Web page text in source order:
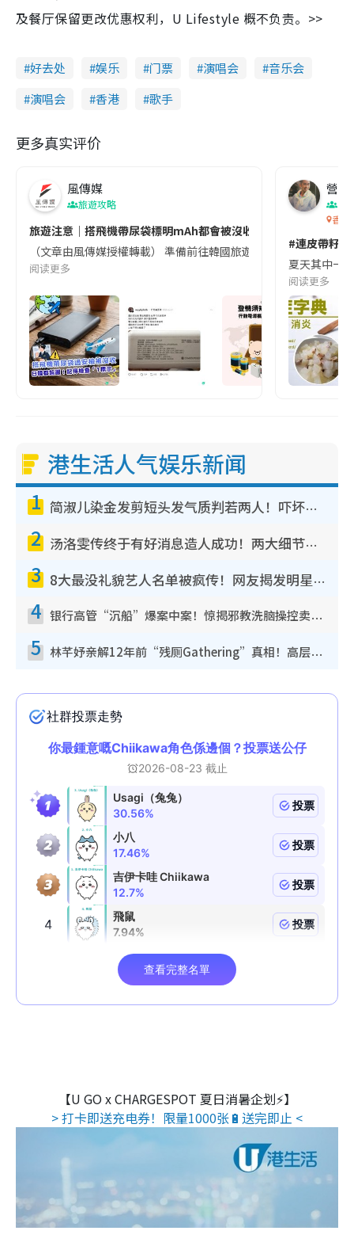
及餐厅保留更改优惠权利，U Lifestyle 概不负责。>>
好去处 娱乐 门票 演唱会
音乐会
演唱会
香港 歌手
更多真实评价
風傳媒
旅遊攻略
旅遊注意｜搭飛機帶尿袋標明mAh都會被沒收😱出發前切記檢查
（文章由風傳媒授權轉載） 準備前往韓國旅遊的民眾，近期要
阅读更多
營養
香港
#連皮帶籽
夏天其中一
阅读更多
港生活人气娱乐新闻
1 简淑儿染金发剪短头发气质判若两人！吓坏老公麦大力都认不出：“你做什么？”
2 汤洛雯传终于有好消息造人成功！两大细节曝孕味极浓引猜测：大肚婆先会咁！
3 8大最没礼貌艺人名单被疯传！网友揭发明星真面目，一致数落这一位是无品天花板？
4 银行高管“沉船”爆案中案！惊揭邪教洗脑操控卖淫被吞600万，幕后黑手讲多错多
5 林芊妤亲解12年前“残厕Gathering”真相！高层解约一句话重创尊严，至今拒返TVB
【U GO x CHARGESPOT 夏日消暑企划⚡】
> 打卡即送充电券！限量1000张🔋送完即止 <